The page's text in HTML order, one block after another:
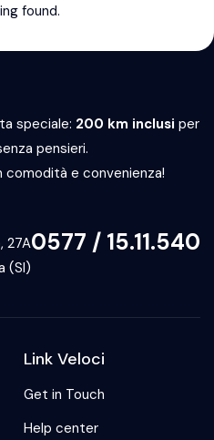
found.
speciale: 200 km inclusi per
pensieri.
comodità e convenienza!
0577 / 15.11.540
27A
(SI)
Link Veloci
Get in Touch
Help center